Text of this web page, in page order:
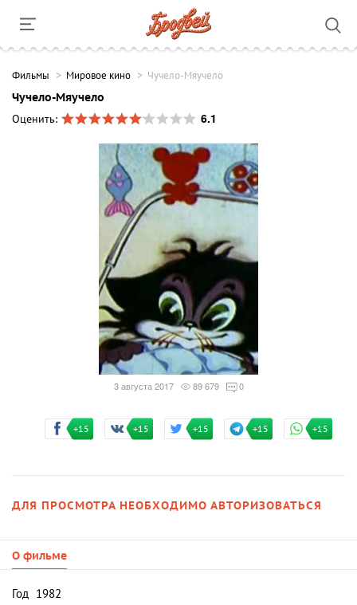
Фильмы Мировое кино Чучело-Мяучело
Чучело-Мяучело
Оценить:
6.1
3 августа 2017 89 679 0
+15 +15 +15 +15 +15
ДЛЯ ПРОСМОТРА НЕОБХОДИМО АВТОРИЗОВАТЬСЯ
О фильме
Год 1982